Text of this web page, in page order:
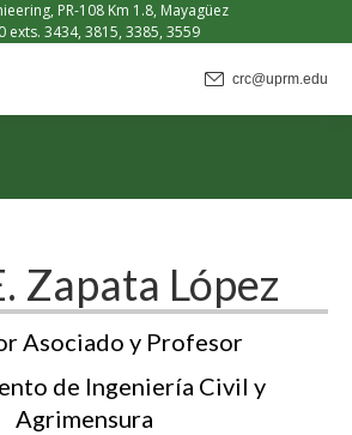
PR-108 Km 1.8, Mayagüez
exts. 3434, 3815, 3385, 3559
crc@uprm.edu
Zapata López
Asociado y Profesor
de Ingeniería Civil y
Agrimensura